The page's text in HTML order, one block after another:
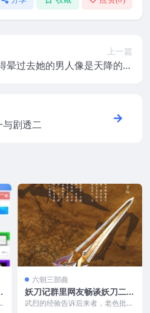
上一篇
晕过去她的男人像是天降的奇
剧透二
六朝三部曲
妖刀记群里网友畅谈妖刀二剧
情以及大炮与其师父
武烈的经验告诉后来者，老色批好